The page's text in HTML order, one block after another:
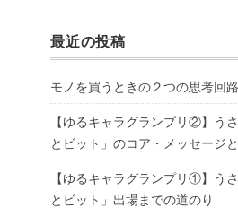
最近の投稿
モノを買うときの２つの思考回
【ゆるキャラグランプリ②】う
とビット」のコア・メッセージ
【ゆるキャラグランプリ①】う
とビット」出場までの道のり